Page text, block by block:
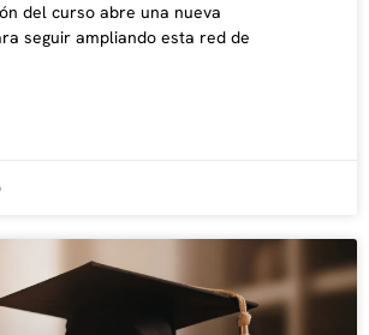
del curso abre una nueva
seguir ampliando esta red de